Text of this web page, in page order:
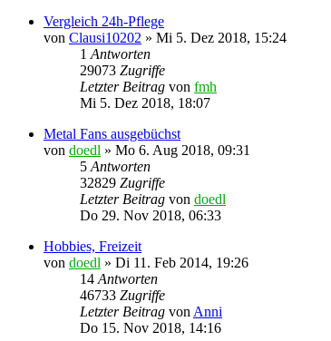
Vergleich 24h-Pflege
von Clausi10202 » Mi 5. Dez 2018, 15:24
1 Antworten
29073 Zugriffe
Letzter Beitrag von fmh
Mi 5. Dez 2018, 18:07
Metal Fans ausgebüchst
von doedl » Mo 6. Aug 2018, 09:31
5 Antworten
32829 Zugriffe
Letzter Beitrag von doedl
Do 29. Nov 2018, 06:33
Hobbies, Freizeit
von doedl » Di 11. Feb 2014, 19:26
14 Antworten
46733 Zugriffe
Letzter Beitrag von Anni
Do 15. Nov 2018, 14:16